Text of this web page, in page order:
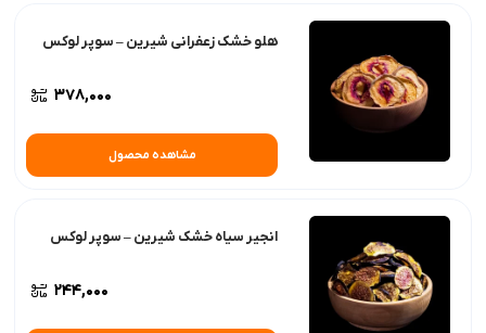
هلو خشک زعفرانی شیرین – سوپر لوکس
378,000
مشاهده محصول
انجیر سیاه خشک شیرین – سوپر لوکس
244,000